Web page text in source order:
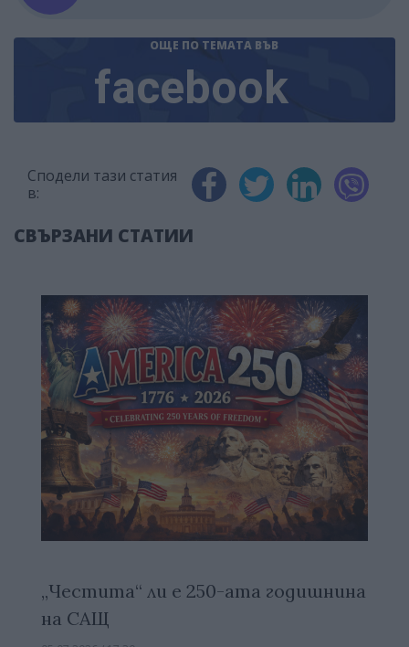
ОЩЕ ПО ТЕМАТА ВЪВ
facebook
Сподели тази статия
в:
СВЪРЗАНИ СТАТИИ
„Честита“ ли е 250-ата годишнина
на САЩ